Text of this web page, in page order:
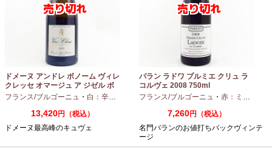
ドメーヌ アンドレ ボノーム ヴィレ
クレッセ オマージュ ア ジゼル ボ
ノーム 2023 750ml
フランス/ブルゴーニュ ・ 白：辛口 シャルドネ
13,420円（税込）
ドメーヌ最高峰のキュヴェ
パラン ラドワ プルミエ クリュ ラ
コルヴェ 2008 750ml
フランス/ブルゴーニュ ・ 赤：ミディアムボディ
7,260円（税込）
名門パランのお値打ちバックヴィンテ
ージ